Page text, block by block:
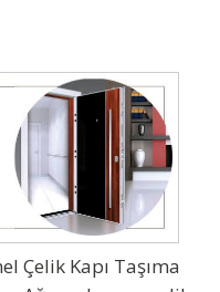
Çelik Kapı Taşıma